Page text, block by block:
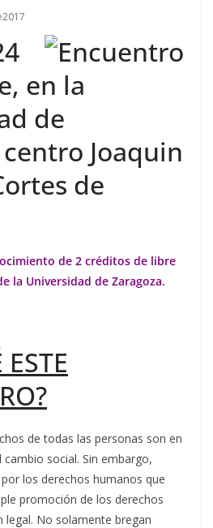
en la
de
Joaquin
de
de 2 créditos de libre
la Universidad de Zaragoza.
de todas las personas son en
social. Sin embargo,
los derechos humanos que
promoción de los derechos
legal. No solamente bregan